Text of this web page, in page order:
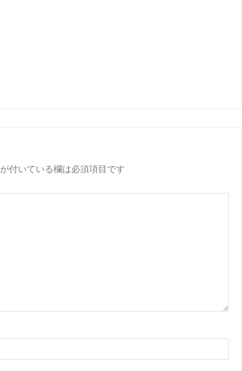
が付いている欄は必須項目です